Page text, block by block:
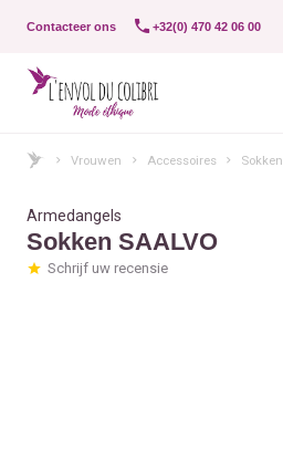
Contacteer ons +32(0) 470 42 06 00
Vrouwen Accessoires Sokken
Armedangels
Sokken SAALVO
Schrijf uw recensie